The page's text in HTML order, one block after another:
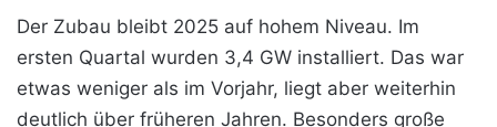
Der Zubau bleibt 2025 auf hohem Niveau. Im
ersten Quartal wurden 3,4 GW installiert. Das war
etwas weniger als im Vorjahr, liegt aber weiterhin
deutlich über früheren Jahren. Besonders große